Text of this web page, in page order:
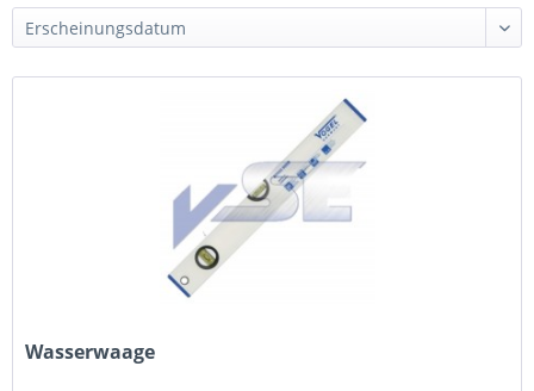
Wasserwaage